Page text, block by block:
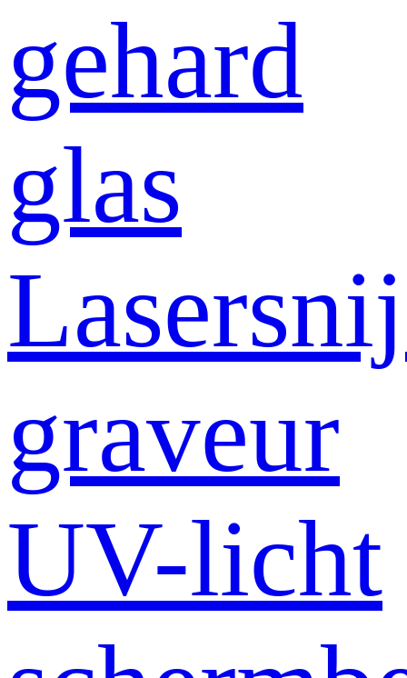
gehard
glas
graveur
UV-licht